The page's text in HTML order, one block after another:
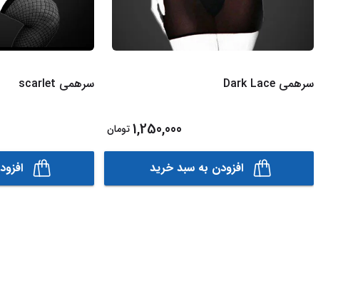
سرهمی Dark Lace
1,250,000 تومان
افزودن به سبد خرید
سرهمی scarlet